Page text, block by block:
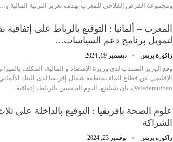
ومجموعة القرض الفلاحي للمغرب بهدف تعزيز التربية المالية و…
لتمويل برنامج دعم السياسات…
زاكورة بريس ديسمبر 19, 2024
وقع الوزير المنتدب لدى وزيرة الإقتصاد و المالية، المكلف
Wiederaufbau)، يان شيلينغ، اليوم الخميس بالرباط، إتفاقية…
علوم الصحة بإفريقيا : التوقيع بالداخلة على
الشراكة
زاكورة بريس نوفمبر 23, 2024